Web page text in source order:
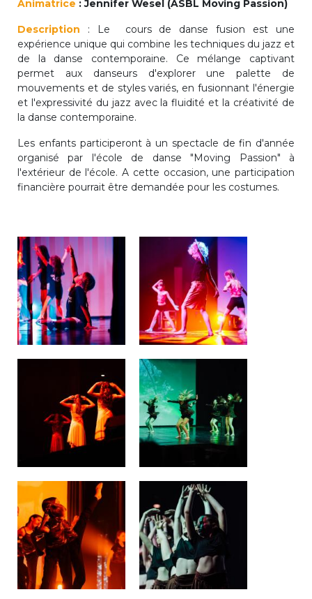
services.be
BE91 3631 6790 0976
Activités périscolaires Uccle
+32 (0)2 375 31 35
cesame@apeee-bxl1-services.be
BE30 3100 2003 2711
Cantine
+32 (0)2 374 76 75
cantine@apeee-bxl1-services.be
BE10 3100 9205 4504
+32 (0)2 373 87 68
casiers@apeee-bxl1-services.be
BE52 3101 4777 1809
Coordination & Direction
+32 (0)2 375 94 84
coordination@apeee-bxl1-services.be
Animatrice : Jennifer Wesel (ASBL Moving Passion)
Description : Le cours de danse fusion est une
expérience unique qui combine les techniques du jazz et
de la danse contemporaine. Ce mélange captivant
permet aux danseurs d'explorer une palette de
mouvements et de styles variés, en fusionnant l'énergie
et l'expressivité du jazz avec la fluidité et la créativité de
la danse contemporaine.
Les enfants participeront à un spectacle de fin d'année
organisé par l'école de danse "Moving Passion" à
l'extérieur de l'école. A cette occasion, une participation
financière pourrait être demandée pour les costumes.